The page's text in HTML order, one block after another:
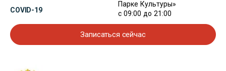
COVID-19
Парке Культуры»
с 09:00 до 21:00
Записаться сейчас